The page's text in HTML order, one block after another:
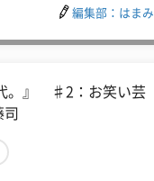
編集部：はまみ
代。』 ♯2：お笑い芸